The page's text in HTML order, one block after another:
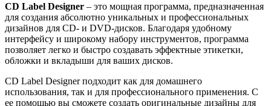
CD Label Designer – это мощная программа, предназначенная
для создания абсолютно уникальных и профессиональных
дизайнов для CD- и DVD-дисков. Благодаря удобному
интерфейсу и широкому набору инструментов, программа
позволяет легко и быстро создавать эффектные этикетки,
обложки и вкладыши для ваших дисков.
CD Label Designer подходит как для домашнего
использования, так и для профессионального применения. С
ее помощью вы сможете создать оригинальные дизайны для